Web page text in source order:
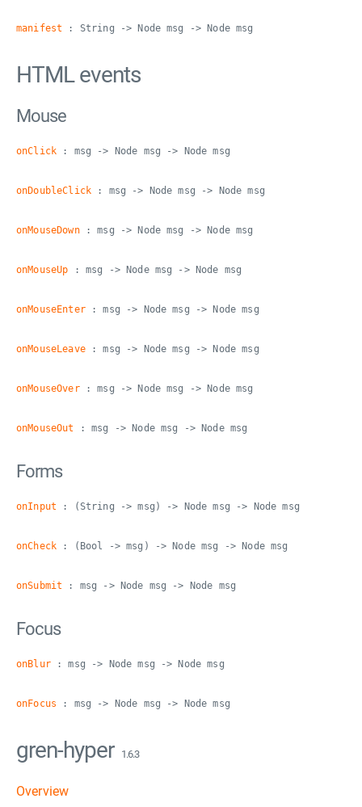
manifest : String -> Node msg -> Node msg
HTML events
Mouse
onClick : msg -> Node msg -> Node msg
onDoubleClick : msg -> Node msg -> Node msg
onMouseDown: msg -> Node msg -> Node msg
onMouseUp : msg -> Node msg -> Node msg
onMouseEnter: msg -> Node msg -> Node msg
onMouseLeave: msg -> Node msg -> Node msg
onMouseOver: msg -> Node msg -> Node msg
onMouseOut : msg -> Node msg -> Node msg
Forms
onInput : (String -> msg) -> Node msg -> Node msg
onCheck : (Bool -> msg) -> Node msg -> Node msg
onSubmit : msg -> Node msg -> Node msg
Focus
onBlur: msg -> Node msg -> Node msg
onFocus : msg -> Node msg -> Node msg
gren-hyper 1.6.3
Overview